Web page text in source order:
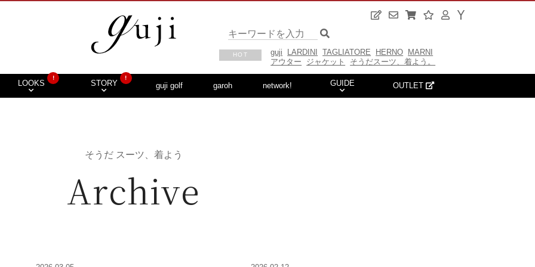
HOT guji LARDINI TAGLIATORE HERNO
MARNI
アウター
ジャケット そうだスーツ、着よう。
LOOKS
!
STORY
!
guji golf garoh network! GUIDE OUTLET
そうだ スーツ、着よう
Archive